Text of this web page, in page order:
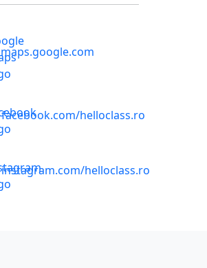
maps.google.com
facebook.com/helloclass.ro
instagram.com/helloclass.ro